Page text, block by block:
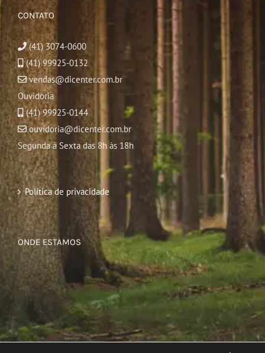
CONTATO
(41) 3074-0600
(41) 99925-0132
vendas@dicenter.com.br
Ouvidoria
(41) 99925-0144
ouvidoria@dicenter.com.br
Segunda à Sexta das 8h às 18h
Política de privacidade
ONDE ESTAMOS